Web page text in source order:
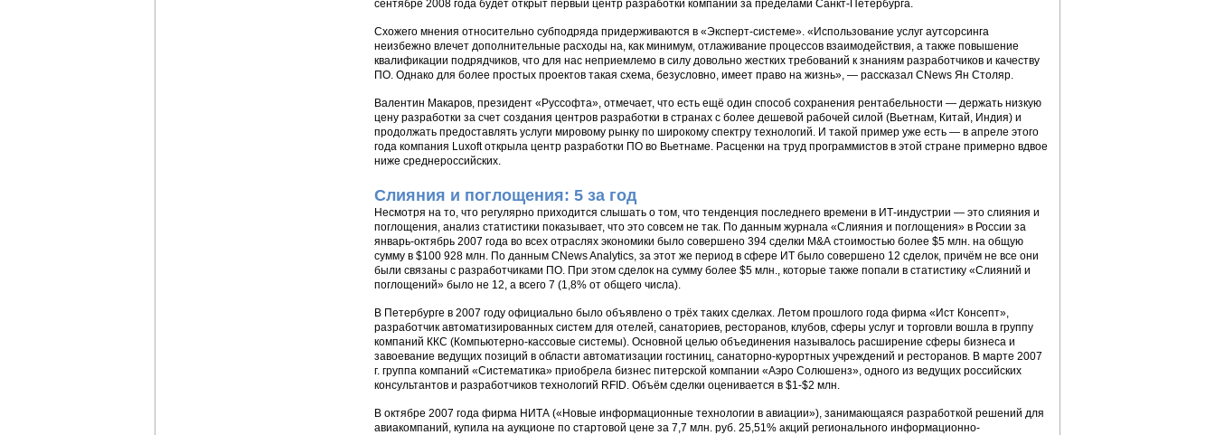
сентябре 2008 года будет открыт первый центр разработки компании за пределами Санкт-Петербурга.
Схожего мнения относительно субподряда придерживаются в «Эксперт-системе». «Использование услуг аутсорсинга
неизбежно влечет дополнительные расходы на, как минимум, отлаживание процессов взаимодействия, а также повышение
квалификации подрядчиков, что для нас неприемлемо в силу довольно жестких требований к знаниям разработчиков и качеству
ПО. Однако для более простых проектов такая схема, безусловно, имеет право на жизнь», — рассказал CNews Ян Столяр.
Валентин Макаров, президент «Руссофта», отмечает, что есть ещё один способ сохранения рентабельности — держать низкую
цену разработки за счет создания центров разработки в странах с более дешевой рабочей силой (Вьетнам, Китай, Индия) и
продолжать предоставлять услуги мировому рынку по широкому спектру технологий. И такой пример уже есть — в апреле этого
года компания Luxoft открыла центр разработки ПО во Вьетнаме. Расценки на труд программистов в этой стране примерно вдвое
ниже среднероссийских.
Слияния и поглощения: 5 за год
Несмотря на то, что регулярно приходится слышать о том, что тенденция последнего времени в ИТ-индустрии — это слияния и
поглощения, анализ статистики показывает, что это совсем не так. По данным журнала «Слияния и поглощения» в России за
январь-октябрь 2007 года во всех отраслях экономики было совершено 394 сделки M&А стоимостью более $5 млн. на общую
сумму в $100 928 млн. По данным CNews Analytics, за этот же период в сфере ИТ было совершено 12 сделок, причём не все они
были связаны с разработчиками ПО. При этом сделок на сумму более $5 млн., которые также попали в статистику «Слияний и
поглощений» было не 12, а всего 7 (1,8% от общего числа).
В Петербурге в 2007 году официально было объявлено о трёх таких сделках. Летом прошлого года фирма «Ист Консепт»,
разработчик автоматизированных систем для отелей, санаториев, ресторанов, клубов, сферы услуг и торговли вошла в группу
компаний ККС (Компьютерно-кассовые системы). Основной целью объединения называлось расширение сферы бизнеса и
завоевание ведущих позиций в области автоматизации гостиниц, санаторно-курортных учреждений и ресторанов. В марте 2007
г. группа компаний «Систематика» приобрела бизнес питерской компании «Аэро Солюшенз», одного из ведущих российских
консультантов и разработчиков технологий RFID. Объём сделки оценивается в $1-$2 млн.
В октябре 2007 года фирма НИТА («Новые информационные технологии в авиации»), занимающаяся разработкой решений для
авиакомпаний, купила на аукционе по стартовой цене за 7,7 млн. руб. 25,51% акций регионального информационно-